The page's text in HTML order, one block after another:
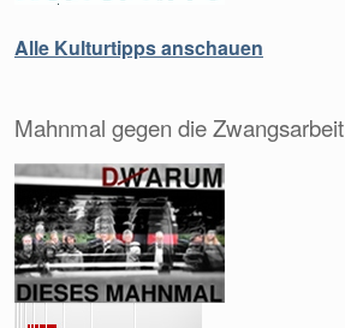
Alle Kulturtipps anschauen
Mahnmal gegen die Zwangsarbeit